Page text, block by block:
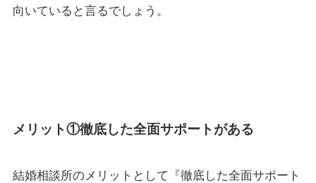
向いていると言るでしょう。
メリット①徹底した全面サポートがある
結婚相談所のメリットとして『徹底した全面サポート